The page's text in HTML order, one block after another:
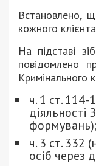
Встановлено,
кожного
На підставі
повідомлено
Кримінального
ч. 1 ст.
діяльності
ч. ⁠3 ст. 332
осіб через